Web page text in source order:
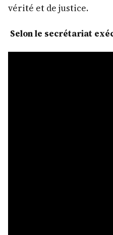
vérité et de justice.
Selon le secrétariat